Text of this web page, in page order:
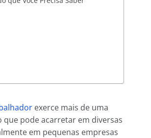
exerce mais de uma
pode acarretar em diversas
em pequenas empresas